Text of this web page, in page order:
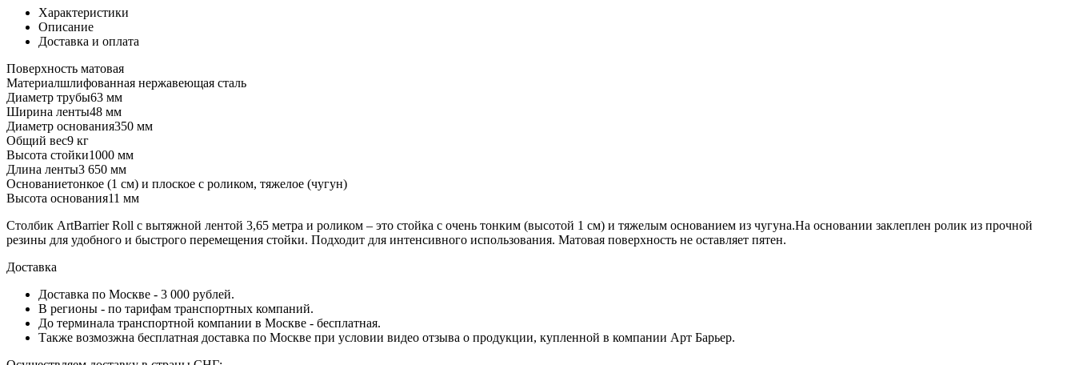
Характеристики
Описание
Доставка и оплата
Поверхность матовая
Материалшлифованная нержавеющая сталь
Диаметр трубы63 мм
Ширина ленты48 мм
Диаметр основания350 мм
Общий вес9 кг
Высота стойки1000 мм
Длина ленты3 650 мм
Основаниетонкое (1 см) и плоское с роликом, тяжелое (чугун)
Высота основания11 мм
Столбик ArtBarrier Roll с вытяжной лентой 3,65 метра и роликом – это стойка с очень тонким (высотой 1 см) и тяжелым основанием из чугуна.На основании заклеплен ролик из прочной
резины для удобного и быстрого перемещения стойки. Подходит для интенсивного использования. Матовая поверхность не оставляет пятен.
Доставка
Доставка по Москве - 3 000 рублей.
В регионы - по тарифам транспортных компаний.
До терминала транспортной компании в Москве - бесплатная.
Также возмозжна бесплатная доставка по Москве при условии видео отзыва о продукции, купленной в компании Арт Барьер.